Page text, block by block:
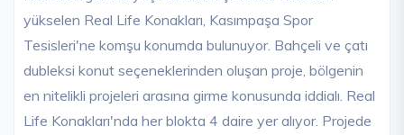
yükselen Real Life Konakları, Kasımpaşa Spor
Tesisleri'ne komşu konumda bulunuyor. Bahçeli ve çatı
dubleksi konut seçeneklerinden oluşan proje, bölgenin
en nitelikli projeleri arasına girme konusunda iddialı. Real
Life Konakları'nda her blokta 4 daire yer alıyor. Projede